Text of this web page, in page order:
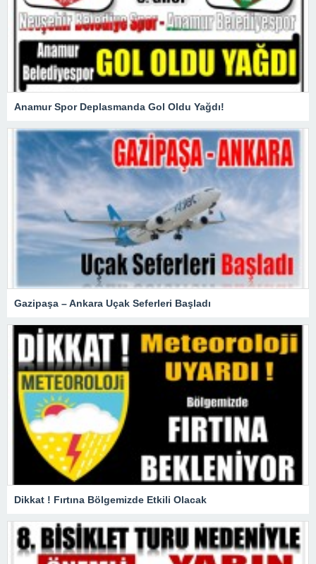
Anamur Spor Deplasmanda Gol Oldu Yağdı!
Gazipaşa – Ankara Uçak Seferleri Başladı
Dikkat ! Fırtına Bölgemizde Etkili Olacak